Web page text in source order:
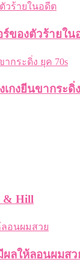
ของตัวร้ายใน
กงยีนขากระดิ่
& Hill
ลให้ลอนผมสว